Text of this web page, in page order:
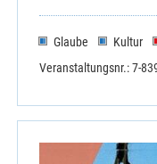
Glaube Kultur
Veranstaltungsnr.: 7-